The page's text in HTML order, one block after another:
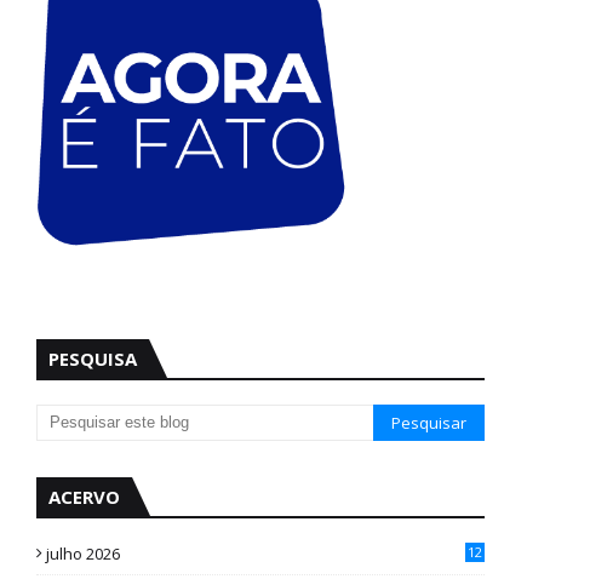
PESQUISA
ACERVO
julho 2026 12